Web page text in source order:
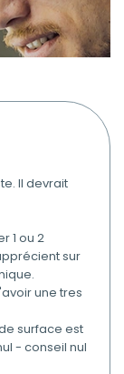
Il devrait
1 ou 2
sur
une tres
surface est
- conseil nul